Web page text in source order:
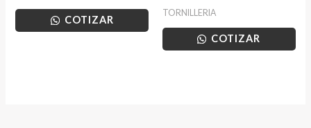
COTIZAR
TORNILLERIA
COTIZAR